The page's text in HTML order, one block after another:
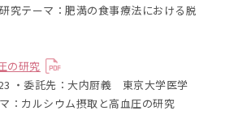
究テーマ：肥満の食事療法における脱
の研究
・委託先：大内厨義 東京大学医学
：カルシウム摂取と高血圧の研究